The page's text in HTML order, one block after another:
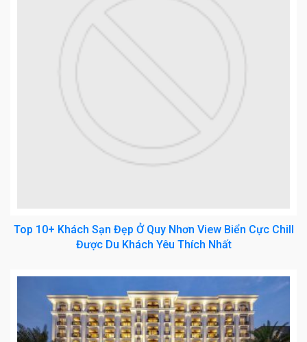
Top 10+ Khách Sạn Đẹp Ở Quy Nhơn View Biển Cực Chill
Được Du Khách Yêu Thích Nhất